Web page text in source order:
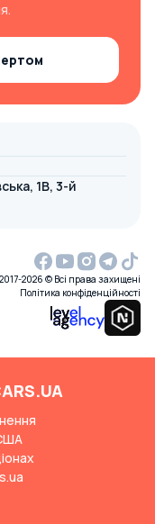
1В, 3-й
2026 © Всі права захищені
Політика конфіденційності